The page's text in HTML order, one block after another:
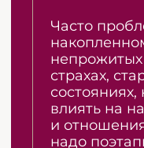
ЭТОТ СЕМИНАР